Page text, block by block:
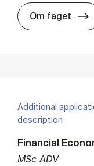
Om faget
Additional
description
MSc ADV
Financial